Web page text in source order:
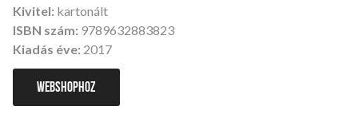
Kivitel: kartonált
ISBN szám: 9789632883823
Kiadás éve: 2017
WEBSHOPHOZ